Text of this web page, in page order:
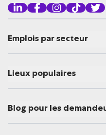
Emplois par secteur
Lieux populaires
Blog pour les